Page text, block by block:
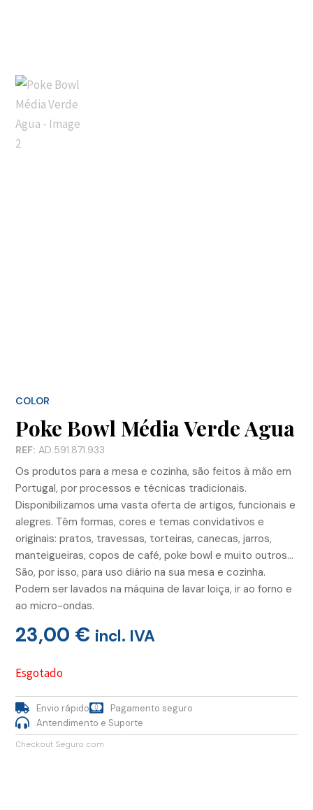
COLOR
Poke Bowl Média Verde Agua
REF: AD.591.871.933
Os produtos para a mesa e cozinha, são feitos à mão em
Portugal, por processos e técnicas tradicionais.
Disponibilizamos uma vasta oferta de artigos, funcionais e
alegres. Têm formas, cores e temas convidativos e
originais: pratos, travessas, torteiras, canecas, jarros,
manteigueiras, copos de café, poke bowl e muito outros…
São, por isso, para uso diário na sua mesa e cozinha.
Podem ser lavados na máquina de lavar loiça, ir ao forno e
ao micro-ondas.
23,00 € incl. IVA
Esgotado
Envio rápido
Pagamento seguro
Antendimento e Suporte
Checkout Seguro com